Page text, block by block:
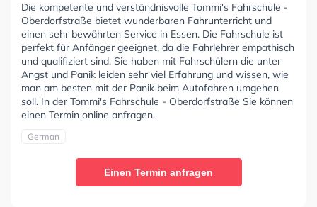
Die kompetente und verständnisvolle Tommi's Fahrschule -
Oberdorfstraße bietet wunderbaren Fahrunterricht und
einen sehr bewährten Service in Essen. Die Fahrschule ist
perfekt für Anfänger geeignet, da die Fahrlehrer empathisch
und qualifiziert sind. Sie haben mit Fahrschülern die unter
Angst und Panik leiden sehr viel Erfahrung und wissen, wie
man am besten mit der Panik beim Autofahren umgehen
soll. In der Tommi's Fahrschule - Oberdorfstraße Sie können
einen Termin online anfragen.
German
Einen Termin anfragen